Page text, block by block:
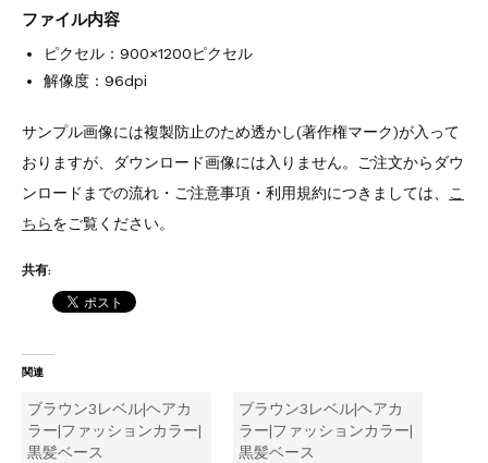
ファイル内容
ピクセル：900×1200ピクセル
解像度：96dpi
サンプル画像には複製防止のため透かし(著作権マーク)が入って
おりますが、ダウンロード画像には入りません。ご注文からダウ
ンロードまでの流れ・ご注意事項・利用規約につきましては、
こ
ちらをご覧ください。
共有:
関連
ブラウン3レベル|ヘアカ
ラー|ファッションカラー|
黒髪ベース
ブラウン3レベル|ヘアカ
ラー|ファッションカラー|
黒髪ベース